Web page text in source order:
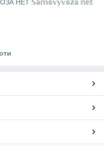
НЕТ 𝕊𝕒𝕞𝕠𝕧𝕪𝕧𝕠𝕫𝕒 𝕟𝕖𝕥